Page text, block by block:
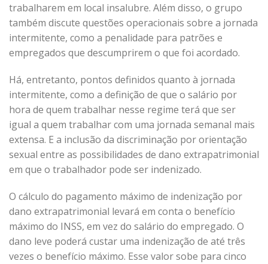
trabalharem em local insalubre. Além disso, o grupo
também discute questões operacionais sobre a jornada
intermitente, como a penalidade para patrões e
empregados que descumprirem o que foi acordado.
Há, entretanto, pontos definidos quanto à jornada
intermitente, como a definição de que o salário por
hora de quem trabalhar nesse regime terá que ser
igual a quem trabalhar com uma jornada semanal mais
extensa. E a inclusão da discriminação por orientação
sexual entre as possibilidades de dano extrapatrimonial
em que o trabalhador pode ser indenizado.
O cálculo do pagamento máximo de indenização por
dano extrapatrimonial levará em conta o benefício
máximo do INSS, em vez do salário do empregado. O
dano leve poderá custar uma indenização de até três
vezes o benefício máximo. Esse valor sobe para cinco